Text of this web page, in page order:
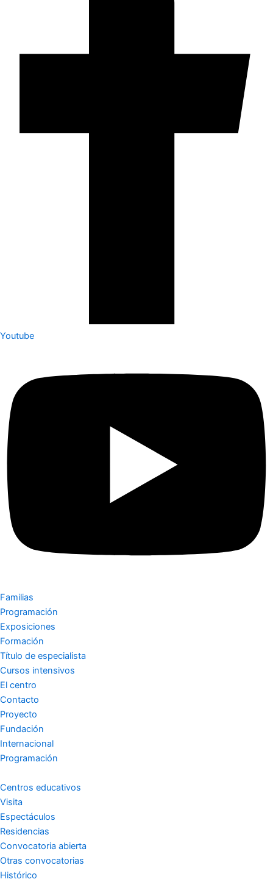
Youtube
Familias
Programación
Exposiciones
Formación
Título de especialista
Cursos intensivos
El centro
Contacto
Proyecto
Fundación
Internacional
Programación
Centros educativos
Visita
Espectáculos
Residencias
Convocatoria abierta
Otras convocatorias
Histórico